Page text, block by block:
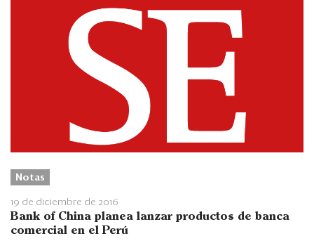
Notas
19 de diciembre de 2016
Bank of China planea lanzar productos de banca
comercial en el Perú